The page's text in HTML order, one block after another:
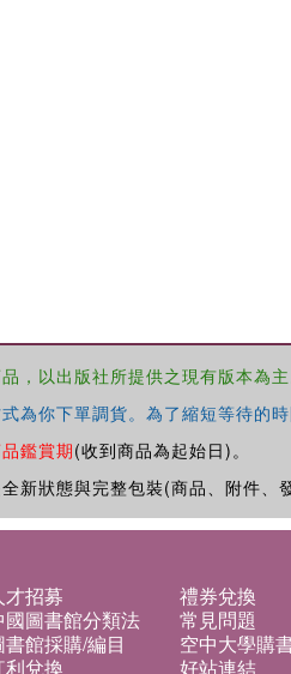
，以出版社所提供之現有版本為
為你下單調貨。為了縮短等待的
鑑賞期(收到商品為起始日)。
新狀態與完整包裝(商品、附件、
才招募 禮券兌換
國圖書館分類法 常見問題
書館採購/編目 空中大學購
利兌換 好站連結